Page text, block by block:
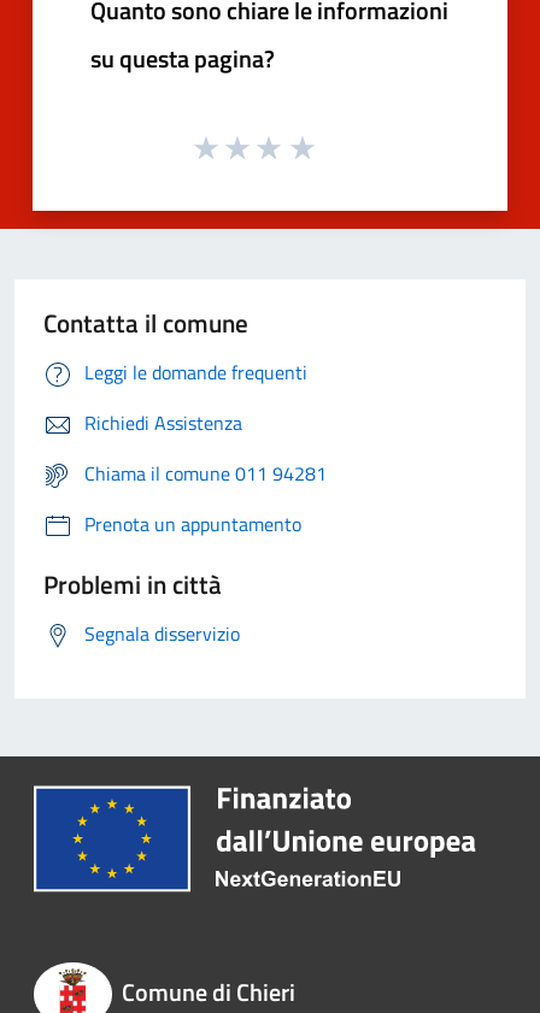
Quanto sono chiare le informazioni
su questa pagina?
Contatta il comune
Leggi le domande frequenti
Richiedi Assistenza
Chiama il comune 011 94281
Prenota un appuntamento
Problemi in città
Segnala disservizio
Comune di Chieri